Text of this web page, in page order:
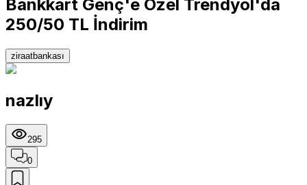
Bankkart Genç'e Özel Trendyol'da
250/50 TL İndirim
ziraatbankası
nazlıy
295
0